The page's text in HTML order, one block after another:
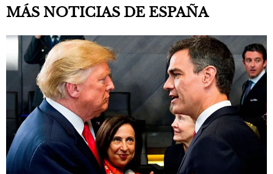
MÁS NOTICIAS DE ESPAÑA